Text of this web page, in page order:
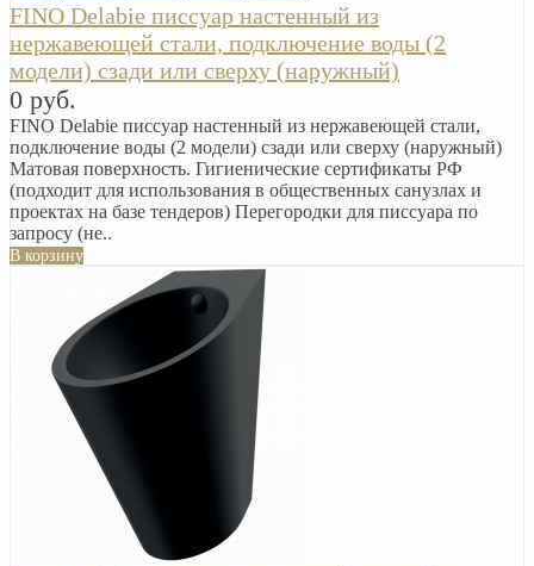
FINO Delabie писсуар настенный из
нержавеющей стали, подключение воды (2
модели) сзади или сверху (наружный)
0 руб.
FINO Delabie писсуар настенный из нержавеющей стали,
подключение воды (2 модели) сзади или сверху (наружный)
Матовая поверхность. Гигиенические сертификаты РФ
(подходит для использования в общественных санузлах и
проектах на базе тендеров) Перегородки для писсуара по
запросу (не..
В корзину